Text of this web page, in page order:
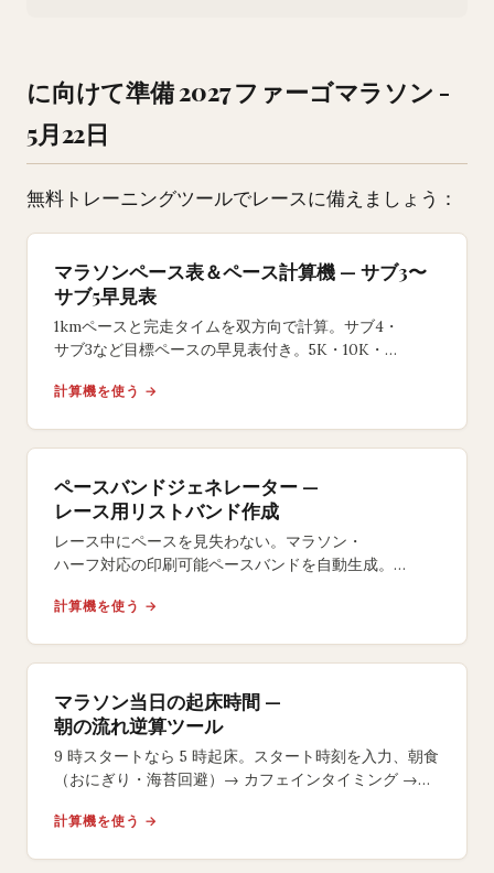
に向けて準備 2027 ファーゴマラソン -
5月22日
無料トレーニングツールでレースに備えましょう：
マラソンペース表＆ペース計算機 — サブ3〜
サブ5早見表
1kmペースと完走タイムを双方向で計算。サブ4・
サブ3など目標ペースの早見表付き。5K・10K・
計算機を使う →
ペースバンドジェネレーター —
レース用リストバンド作成
レース中にペースを見失わない。マラソン・
ハーフ対応の印刷可能ペースバンドを自動生成。
ネガティブスプリット戦略やサイズ選択も自在。
計算機を使う →
マラソン当日の起床時間 —
朝の流れ逆算ツール
9 時スタートなら 5 時起床。スタート時刻を入力、朝食
（おにぎり・海苔回避）→ カフェインタイミング →
計算機を使う →